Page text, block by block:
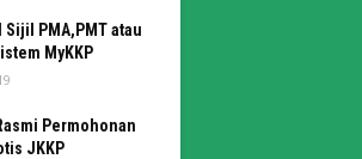
Sijil PMA,PMT atau
MyKKP
Permohonan
JKKP